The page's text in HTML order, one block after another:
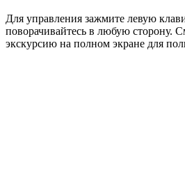
Для управления зажмите левую
поворачивайтесь в любую сторону.
экскурсию на полном экране для